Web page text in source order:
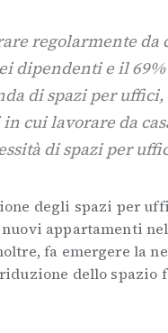
regolarmente
dipendenti e il
di spazi per
cui lavorare da
di spazi per
degli spazi per
appartamenti
fa emergere la
dello spazio